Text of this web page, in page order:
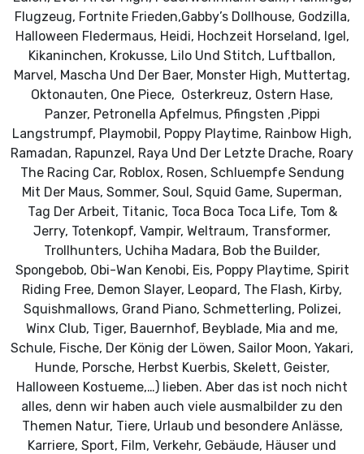
Flugzeug, Fortnite Frieden,Gabby’s Dollhouse, Godzilla,
Halloween Fledermaus, Heidi, Hochzeit Horseland, Igel,
Kikaninchen, Krokusse, Lilo Und Stitch, Luftballon,
Marvel, Mascha Und Der Baer, Monster High, Muttertag,
Oktonauten, One Piece, Osterkreuz, Ostern Hase,
Panzer, Petronella Apfelmus, Pfingsten ,Pippi
Langstrumpf, Playmobil, Poppy Playtime, Rainbow High,
Ramadan, Rapunzel, Raya Und Der Letzte Drache, Roary
The Racing Car, Roblox, Rosen, Schluempfe Sendung
Mit Der Maus, Sommer, Soul, Squid Game, Superman,
Tag Der Arbeit, Titanic, Toca Boca Toca Life, Tom &
Jerry, Totenkopf, Vampir, Weltraum, Transformer,
Trollhunters, Uchiha Madara, Bob the Builder,
Spongebob, Obi-Wan Kenobi, Eis, Poppy Playtime, Spirit
Riding Free, Demon Slayer, Leopard, The Flash, Kirby,
Squishmallows, Grand Piano, Schmetterling, Polizei,
Winx Club, Tiger, Bauernhof, Beyblade, Mia and me,
Schule, Fische, Der König der Löwen, Sailor Moon, Yakari,
Hunde, Porsche, Herbst Kuerbis, Skelett, Geister,
Halloween Kostueme,…) lieben. Aber das ist noch nicht
alles, denn wir haben auch viele ausmalbilder zu den
Themen Natur, Tiere, Urlaub und besondere Anlässe,
Karriere, Sport, Film, Verkehr, Gebäude, Häuser und